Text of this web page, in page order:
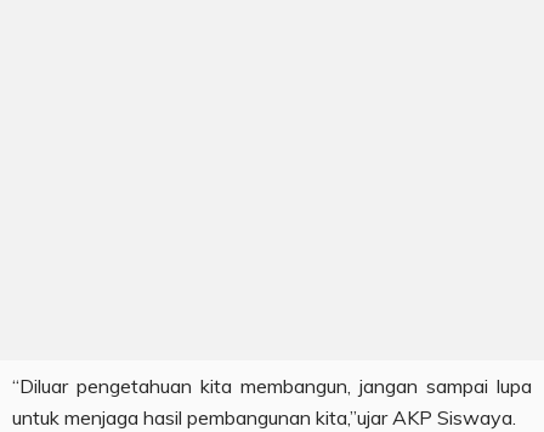
“Diluar pengetahuan kita membangun, jangan sampai lupa
untuk menjaga hasil pembangunan kita,”ujar AKP Siswaya.